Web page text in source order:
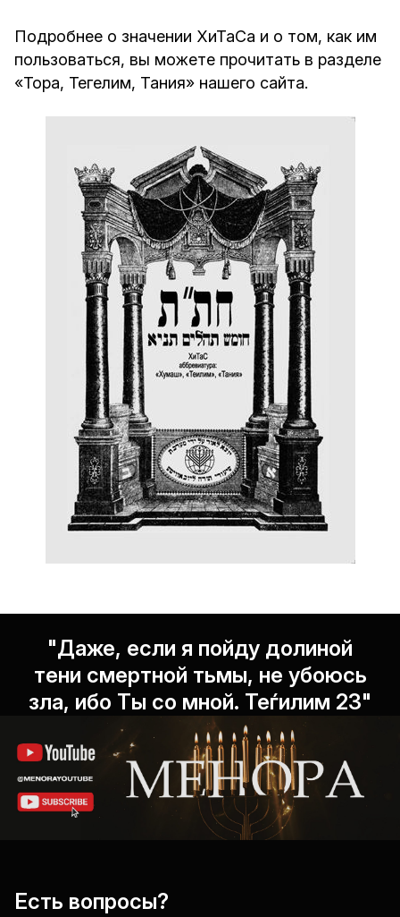
Подробнее о значении ХиТаСа и о том, как им
пользоваться, вы можете прочитать в разделе
«Тора, Тегелим, Тания» нашего сайта.
"Даже, если я пойду долиной
тени смертной тьмы, не убоюсь
зла, ибо Ты со мной. Теѓилим 23"
Есть вопросы?